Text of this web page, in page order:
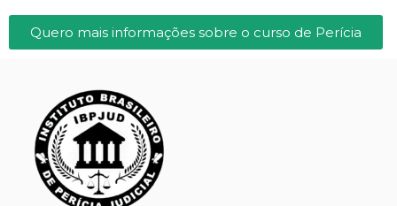
Quero mais informações sobre o curso de Perícia